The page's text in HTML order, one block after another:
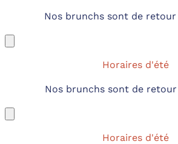
Nos brunchs sont de
Horaires d'été
Nos brunchs sont de
Horaires d'été